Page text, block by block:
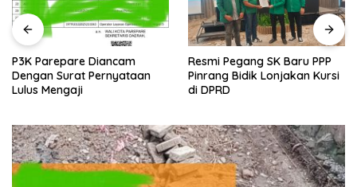
P3K Parepare Diancam
Dengan Surat Pernyataan
Lulus Mengaji
Resmi Pegang SK Baru PPP
Pinrang Bidik Lonjakan Kursi
di DPRD